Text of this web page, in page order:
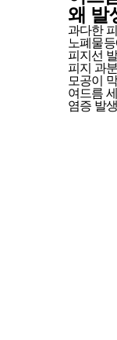
왜 발
과다한
노폐물
피지선
피지 과분
모공이
여드름
염증 발생